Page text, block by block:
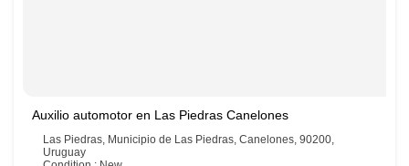
Auxilio automotor en Las Piedras Canelones
Las Piedras, Municipio de Las Piedras, Canelones, 90200,
Uruguay